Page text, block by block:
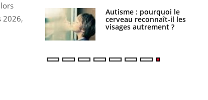
2026,
:
la
Autisme : pourquoi le
cerveau reconnaît-il les
visages autrement ?